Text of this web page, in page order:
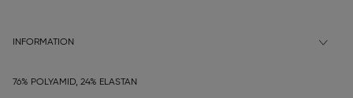
INFORMATION
76% POLYAMID, 24% ELASTAN